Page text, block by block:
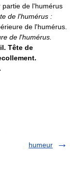
partie de l'humérus
de l'humérus :
de l'humérus.
de l'humérus.
Tête de
humeur